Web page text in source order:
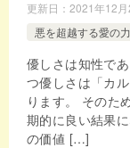
更新日： 2021年12月
悪を超越する愛の力
優しさは知性で
つ優しさは「カ
ります。 そのた
期的に良い結果
の価値 […]